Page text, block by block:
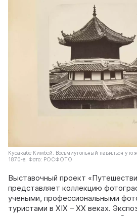
Кусакабе Кимбей. Восьмиугольный павильон у
1870‑е. Фото: РОСФОТО
Выставочный проект
представляет коллекцию
учеными, профессиональными
туристами в XIX – XX веках.